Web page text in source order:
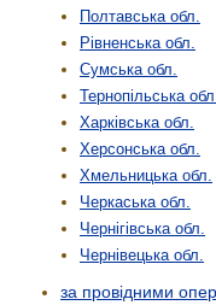
Полтавська обл.
Рівненська обл.
Сумська обл.
Тернопільська обл.
Харківська обл.
Херсонська обл.
Хмельницька обл.
Черкаська обл.
Чернігівська обл.
Чернівецька обл.
за провідними